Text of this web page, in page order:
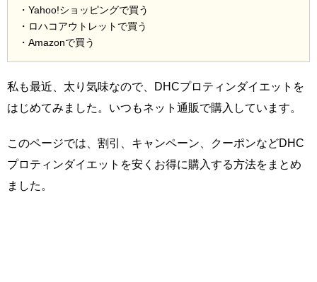
・Yahoo!ショッピングで買う
・ロハコアウトレットで買う
・Amazonで買う
私も最近、太り気味なので、DHCプロティンダイエットを
はじめてみました。いつもネット通販で購入しています。
このページでは、割引、キャンペーン、クーポンなどDHC
プロティンダイエットを安くお得に購入する方法をまとめ
ました。